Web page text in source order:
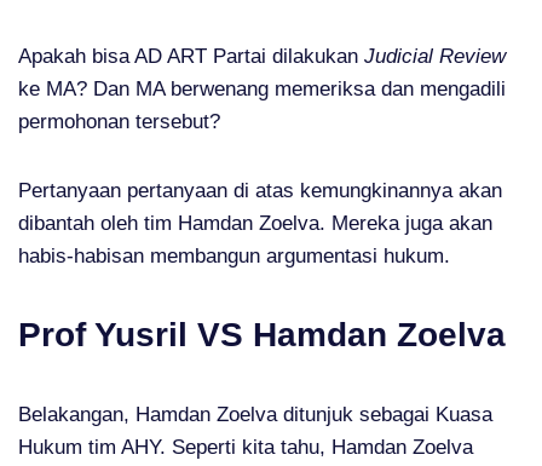
Apakah bisa AD ART Partai dilakukan Judicial Review
ke MA? Dan MA berwenang memeriksa dan mengadili
permohonan tersebut?
Pertanyaan pertanyaan di atas kemungkinannya akan
dibantah oleh tim Hamdan Zoelva. Mereka juga akan
habis-habisan membangun argumentasi hukum.
Prof Yusril VS Hamdan Zoelva
Belakangan, Hamdan Zoelva ditunjuk sebagai Kuasa
Hukum tim AHY. Seperti kita tahu, Hamdan Zoelva